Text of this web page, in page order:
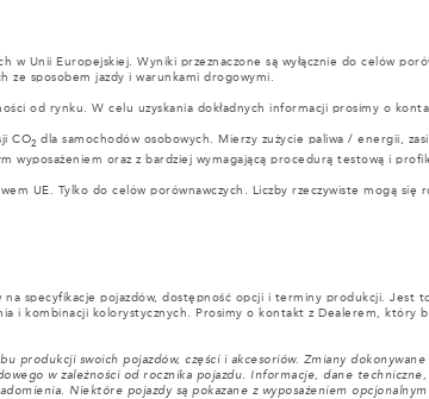
Unii Europejskiej. Wyniki przeznaczone są wyłącznie do celów
ze sposobem jazdy i warunkami drogowymi.
od rynku. W celu uzyskania dokładnych informacji prosimy o
CO2 dla samochodów osobowych. Mierzy zużycie paliwa / energii,
wyposażeniem oraz z bardziej wymagającą procedurą testową i
UE. Tylko do celów porównawczych. Liczby rzeczywiste mogą się
specyfikacje pojazdów, dostępność opcji i terminy produkcji. Jest
i kombinacji kolorystycznych. Prosimy o kontakt z Dealerem, który
swoich pojazdów, części i akcesoriów. Zmiany
w zależności od rocznika pojazdu. Informacje, dane
Niektóre pojazdy są pokazane z wyposażeniem